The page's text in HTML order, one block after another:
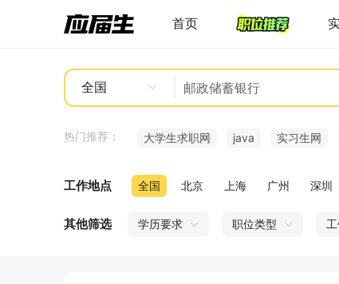
首页
全国
热门推荐： 大学生求职网 java 实习生网
工作地点 全国 北京 上海 广州 深圳
其他筛选 学历要求 职位类型